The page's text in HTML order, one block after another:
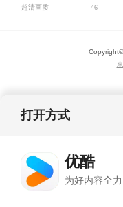
老
超清画质 46
Copyright©
打开方式
优酷
为好内容全